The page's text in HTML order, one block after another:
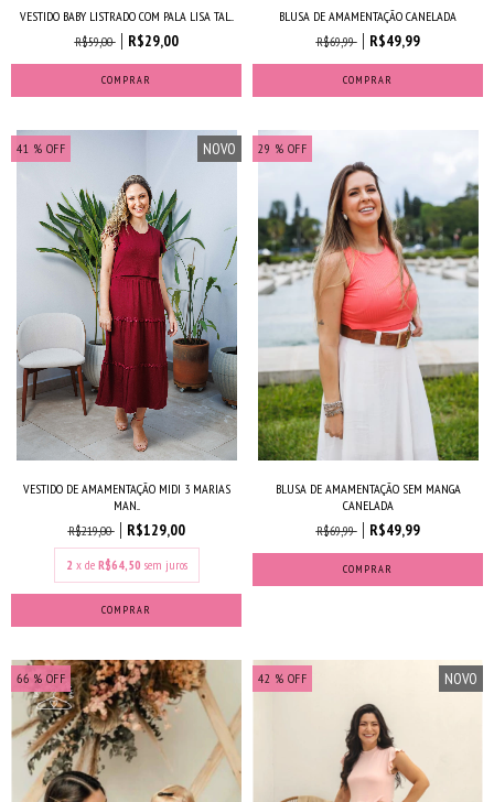
VESTIDO BABY LISTRADO COM PALA LISA TAL...
R$59,00
R$29,00
COMPRAR
BLUSA DE AMAMENTAÇÃO CANELADA
R$69,99
R$49,99
COMPRAR
41 % OFF NOVO
VESTIDO DE AMAMENTAÇÃO MIDI 3 MARIAS
MAN...
R$219,00
R$129,00
2 x de R$64,50 sem juros
COMPRAR
29 % OFF
BLUSA DE AMAMENTAÇÃO SEM MANGA
CANELADA
R$69,99
R$49,99
COMPRAR
66 % OFF 42 % OFF NOVO